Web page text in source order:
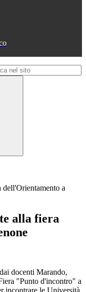
dell'Orientamento a
alla fiera
docenti Marando,
"Punto d'incontro" a